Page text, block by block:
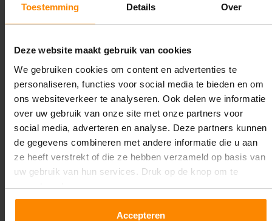
Toestemming Details Over
Deze website maakt gebruik van cookies
We gebruiken cookies om content en advertenties te
personaliseren, functies voor social media te bieden en om
ons websiteverkeer te analyseren. Ook delen we informatie
over uw gebruik van onze site met onze partners voor
social media, adverteren en analyse. Deze partners kunnen
de gegevens combineren met andere informatie die u aan
ze heeft verstrekt of die ze hebben verzameld op basis van
uw gebruik van hun services. Druk op de knop om te
accepteren!
Accepteren
Montage uitbesteden?
Laat ons het doen!